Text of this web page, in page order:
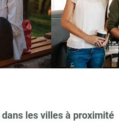
les villes à proximité